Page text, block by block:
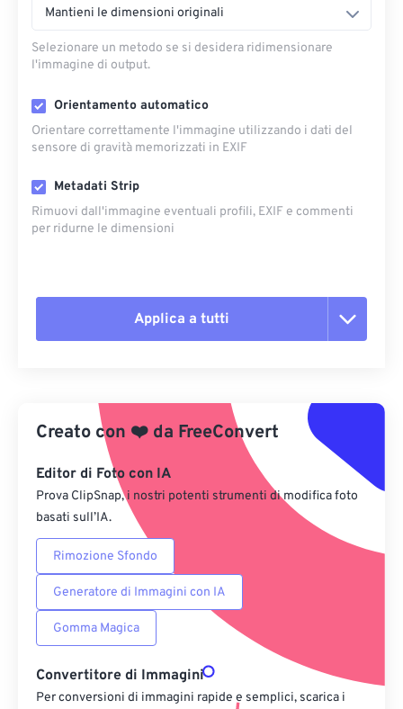
Mantieni le dimensioni originali
Selezionare un metodo se si desidera ridimensionare
l'immagine di output.
Orientamento automatico
Orientare correttamente l'immagine utilizzando i dati del
sensore di gravità memorizzati in EXIF
Metadati Strip
Rimuovi dall'immagine eventuali profili, EXIF ​​e commenti
per ridurne le dimensioni
Applica a tutti
Applica da preimpostazione
Salva come predefinito
Creato con ❤️ da FreeConvert
Editor di Foto con IA
Prova ClipSnap, i nostri potenti strumenti di modifica foto
basati sull’IA.
Rimozione Sfondo
Generatore di Immagini con IA
Gomma Magica
Convertitore di Immagini
Per conversioni di immagini rapide e semplici, scarica i